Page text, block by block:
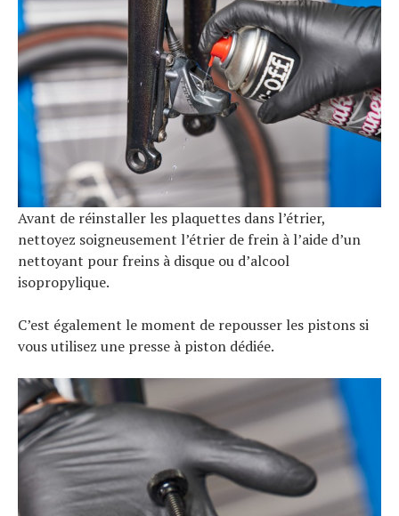
Avant de réinstaller les plaquettes dans l’étrier,
nettoyez soigneusement l’étrier de frein à l’aide d’un
nettoyant pour freins à disque ou d’alcool
isopropylique.
C’est également le moment de repousser les pistons si
vous utilisez une presse à piston dédiée.